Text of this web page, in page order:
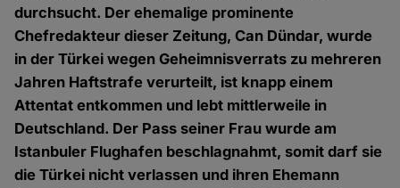
durchsucht. Der ehemalige prominente
Chefredakteur dieser Zeitung, Can Dündar, wurde
in der Türkei wegen Geheimnisverrats zu mehreren
Jahren Haftstrafe verurteilt, ist knapp einem
Attentat entkommen und lebt mittlerweile in
Deutschland. Der Pass seiner Frau wurde am
Istanbuler Flughafen beschlagnahmt, somit darf sie
die Türkei nicht verlassen und ihren Ehemann